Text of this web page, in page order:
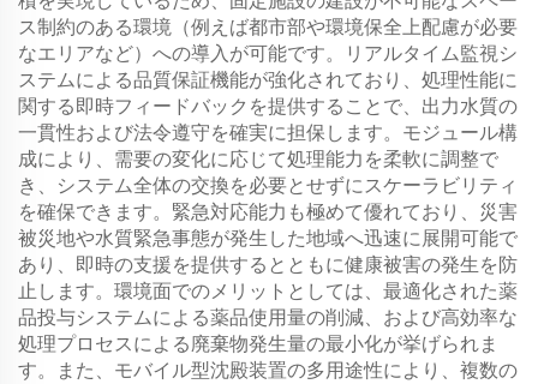
ス制約のある環境（例えば都市部や環境保全上配慮が必要
なエリアなど）への導入が可能です。リアルタイム監視シ
ステムによる品質保証機能が強化されており、処理性能に
関する即時フィードバックを提供することで、出力水質の
一貫性および法令遵守を確実に担保します。モジュール構
成により、需要の変化に応じて処理能力を柔軟に調整で
き、システム全体の交換を必要とせずにスケーラビリティ
を確保できます。緊急対応能力も極めて優れており、災害
被災地や水質緊急事態が発生した地域へ迅速に展開可能で
あり、即時の支援を提供するとともに健康被害の発生を防
止します。環境面でのメリットとしては、最適化された薬
品投与システムによる薬品使用量の削減、および高効率な
処理プロセスによる廃棄物発生量の最小化が挙げられま
す。また、モバイル型沈殿装置の多用途性により、複数の